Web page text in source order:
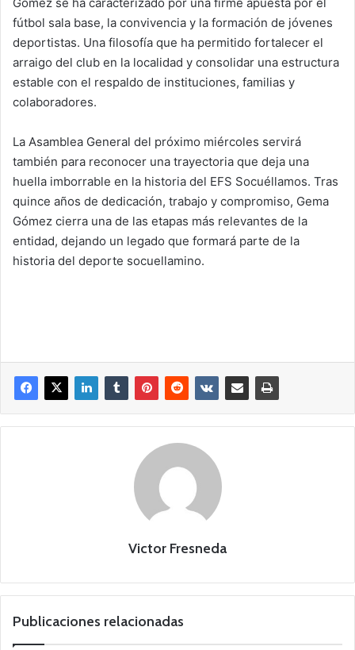
Gómez se ha caracterizado por una firme apuesta por el
fútbol sala base, la convivencia y la formación de jóvenes
deportistas. Una filosofía que ha permitido fortalecer el
arraigo del club en la localidad y consolidar una estructura
estable con el respaldo de instituciones, familias y
colaboradores.
La Asamblea General del próximo miércoles servirá
también para reconocer una trayectoria que deja una
huella imborrable en la historia del EFS Socuéllamos. Tras
quince años de dedicación, trabajo y compromiso, Gema
Gómez cierra una de las etapas más relevantes de la
entidad, dejando un legado que formará parte de la
historia del deporte socuellamino.
Victor Fresneda
Publicaciones relacionadas